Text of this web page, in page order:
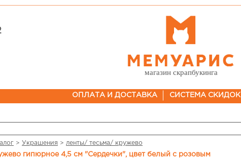
магазин скрапбукинга
ОПЛАТА И ДОСТАВКА СИСТЕМА СКИДОК
> Украшения > ленты/ тесьма/ кружево
гипюрное 4,5 см "Сердечки", цвет белый с розовым